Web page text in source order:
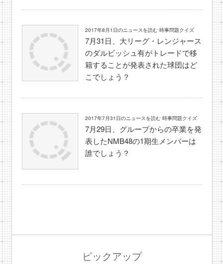
2017年8月1日のニュースを読む 時事問題クイズ
7月31日、大リーグ・レンジャース
のダルビッシュ有がトレードで移
籍することが発表された球団はど
こでしょう？
2017年7月31日のニュースを読む 時事問題クイズ
7月29日、グループからの卒業を発
表したNMB48の1期生メンバーは
誰でしょう？
ピックアップ